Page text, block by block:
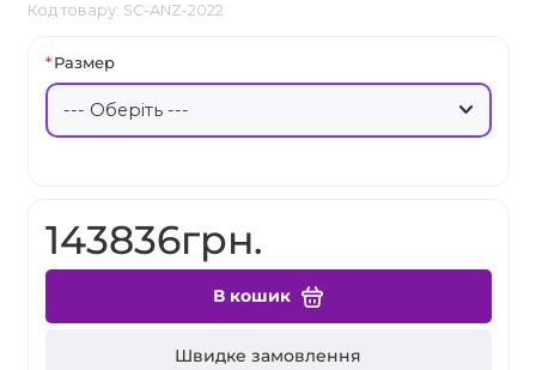
Код товару: SC-ANZ-2022
143836грн.
В кошик
Швидке замовлення
Размер